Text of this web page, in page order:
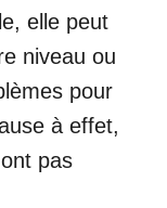
elle peut
niveau ou
pour
à effet,
pas